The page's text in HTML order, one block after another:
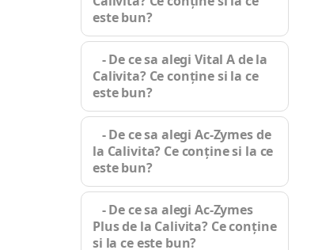
este bun?
- De ce sa alegi Vital A de la
Calivita? Ce conține si la ce
este bun?
- De ce sa alegi Ac-Zymes de
la Calivita? Ce conține si la ce
este bun?
- De ce sa alegi Ac-Zymes
Plus de la Calivita? Ce conține
si la ce este bun?